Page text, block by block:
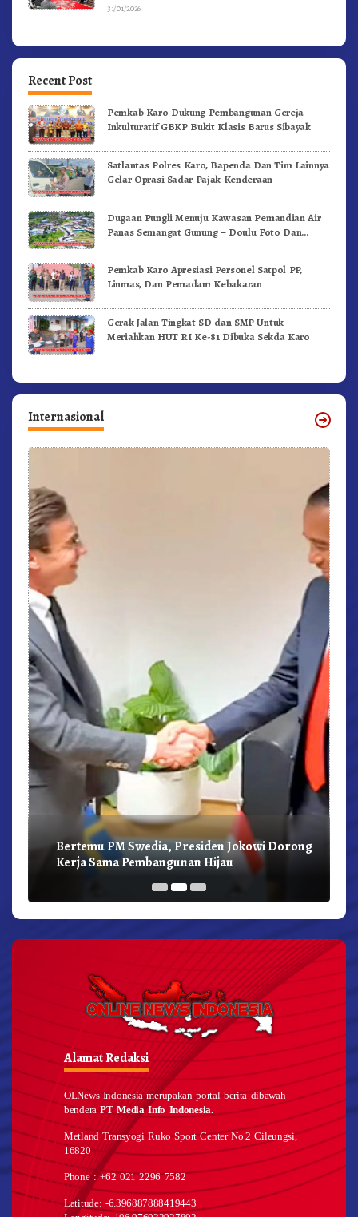
31/01/2026
Recent Post
Pemkab Karo Dukung Pembangunan Gereja
Inkulturatif GBKP Bukit Klasis Barus Sibayak
Satlantas Polres Karo, Bapenda Dan Tim Lainnya
Gelar Oprasi Sadar Pajak Kenderaan
Dugaan Pungli Menuju Kawasan Pemandian Air
Panas Semangat Gunung – Doulu Foto Dan
Pemkab Karo Apresiasi Personel Satpol PP,
Linmas, Dan Pemadam Kebakaran
Gerak Jalan Tingkat SD dan SMP Untuk
Meriahkan HUT RI Ke-81 Dibuka Sekda Karo
Internasional
Bertemu PM Swedia, Presiden Jokowi Dorong
Kerja Sama Pembangunan Hijau
Alamat Redaksi
OLNews Indonesia merupakan portal berita dibawah
benderaPT Media Info Indonesia.
Metland Transyogi Ruko Sport Center No.2 Cileungsi,
16820
Phone : +62 021 2296 7582
Latitude: -6.396887888419443